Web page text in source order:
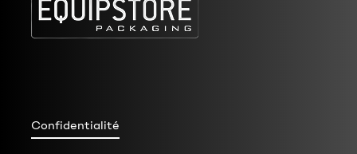
Confidentialité